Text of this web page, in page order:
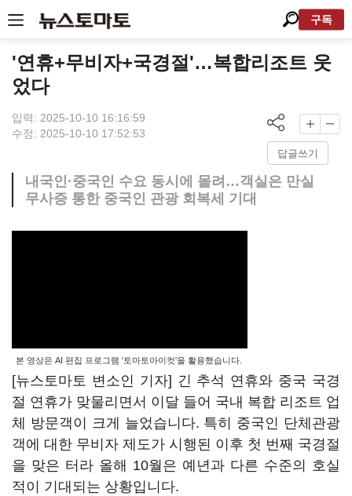
구독
'연휴+무비자+국경절'…복합리조트 웃
었다
입력: 2025-10-10 16:16:59
수정: 2025-10-10 17:52:53
답글쓰기
내국인·중국인 수요 동시에 몰려…객실은 만실
무사증 통한 중국인 관광 회복세 기대
본 영상은 AI 편집 프로그램 '토마토아이컷'을 활용했습니다.
[뉴스토마토 변소인 기자] 긴 추석 연휴와 중국 국경
절 연휴가 맞물리면서 이달 들어 국내 복합 리조트 업
체 방문객이 크게 늘었습니다. 특히 중국인 단체관광
객에 대한 무비자 제도가 시행된 이후 첫 번째 국경절
을 맞은 터라 올해 10월은 예년과 다른 수준의 호실
적이 기대되는 상황입니다.